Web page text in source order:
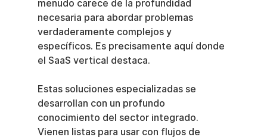
menudo carece de la profundidad
necesaria para abordar problemas
verdaderamente complejos y
específicos. Es precisamente aquí donde
el SaaS vertical destaca.
Estas soluciones especializadas se
desarrollan con un profundo
conocimiento del sector integrado.
Vienen listas para usar con flujos de